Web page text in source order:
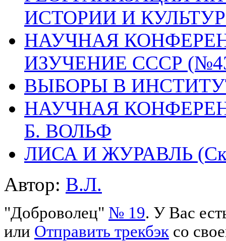
ИСТОРИИ И
НАУЧНАЯ
ИЗУЧЕНИЕ СССР
ВЫБОРЫ В
НАУЧНАЯ
Б. ВОЛЬФ
ЛИСА И ЖУРАВЛЬ
Автор: В.Л.
"Доброволец" № 19. У Вас
или Отправить трекбэк со